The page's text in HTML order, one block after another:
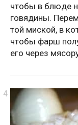
чтобы в блюде
говядины.
той миской, в
чтобы фарш
его через